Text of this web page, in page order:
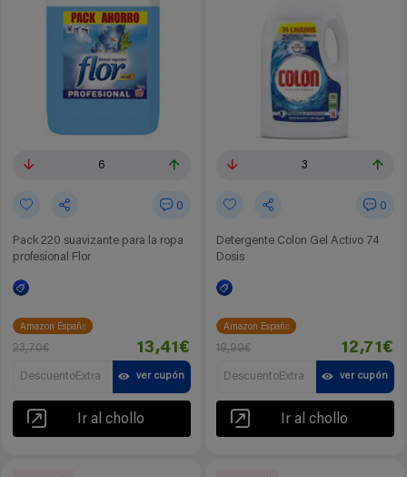
6
0
Pack 220 suavizante para la ropa
profesional Flor
Amazon España
23,70€ 13,41€
DescuentoExtra ver cupón
Ir al chollo
3
0
Detergente Colon Gel Activo 74
Dosis
Amazon España
18,99€ 12,71€
DescuentoExtra ver cupón
Ir al chollo